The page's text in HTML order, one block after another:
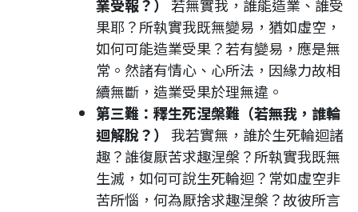
業受報？） 若無實我，誰能造業、誰受
果耶？所執實我既無變易，猶如虛空，
如何可能造業受果？若有變易，應是無
常。然諸有情心、心所法，因緣力故相
續無斷，造業受果於理無違。
第三難：釋生死涅槃難（若無我，誰輪
迴解脫？） 我若實無，誰於生死輪迴諸
趣？誰復厭苦求趣涅槃？所執實我既無
生滅，如何可說生死輪迴？常如虛空非
苦所惱，何為厭捨求趣涅槃？故彼所言